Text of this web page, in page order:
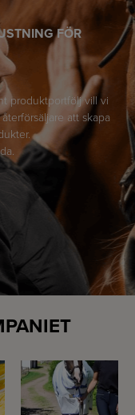
FÖR
produktportfölj vill vi
att skapa